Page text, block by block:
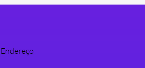
Endereço